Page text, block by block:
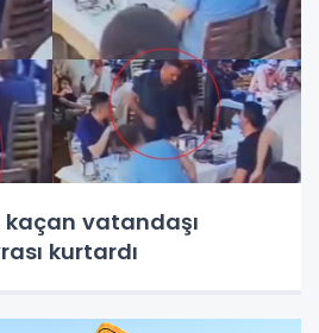
kaçan vatandaşı
kurtardı